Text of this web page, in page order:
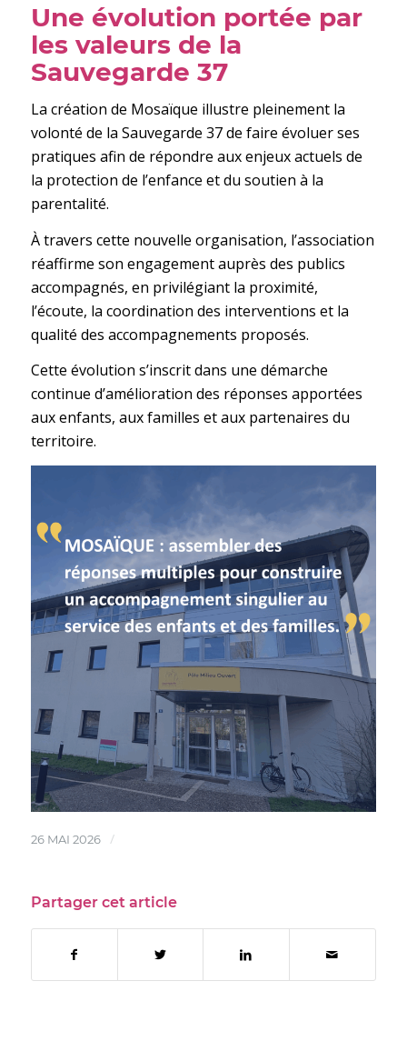
Une évolution portée par
les valeurs de la
Sauvegarde 37
La création de Mosaïque illustre pleinement la
volonté de la Sauvegarde 37 de faire évoluer ses
pratiques afin de répondre aux enjeux actuels de
la protection de l’enfance et du soutien à la
parentalité.
À travers cette nouvelle organisation, l’association
réaffirme son engagement auprès des publics
accompagnés, en privilégiant la proximité,
l’écoute, la coordination des interventions et la
qualité des accompagnements proposés.
Cette évolution s’inscrit dans une démarche
continue d’amélioration des réponses apportées
aux enfants, aux familles et aux partenaires du
territoire.
26 MAI 2026 /
Partager cet article